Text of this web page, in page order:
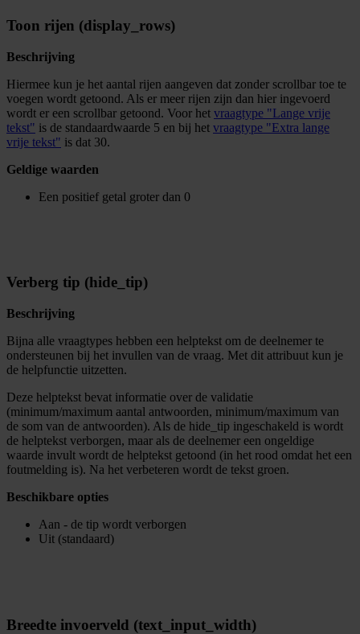
Toon rijen (display_rows)
Beschrijving
Hiermee kun je het aantal rijen aangeven dat zonder scrollbar toe te
voegen wordt getoond. Als er meer rijen zijn dan hier ingevoerd
wordt er een scrollbar getoond. Voor het vraagtype "Lange vrije
tekst" is de standaardwaarde 5 en bij het vraagtype "Extra lange
vrije tekst" is dat 30.
Geldige waarden
Een positief getal groter dan 0
Verberg tip (hide_tip)
Beschrijving
Bijna alle vraagtypes hebben een helptekst om de deelnemer te
ondersteunen bij het invullen van de vraag. Met dit attribuut kun je
de helpfunctie uitzetten.
Deze helptekst bevat informatie over de validatie
(minimum/maximum aantal antwoorden, minimum/maximum van
de som van de antwoorden). Als de hide_tip ingeschakeld is wordt
de helptekst verborgen, maar als de deelnemer een ongeldige
waarde invult wordt de helptekst getoond (in het rood omdat het een
foutmelding is). Na het verbeteren wordt de tekst groen.
Beschikbare opties
Aan - de tip wordt verborgen
Uit (standaard)
Breedte invoerveld (text_input_width)